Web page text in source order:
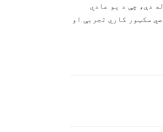
دې، چې د یو عادي
سکټور کاري تجربې او